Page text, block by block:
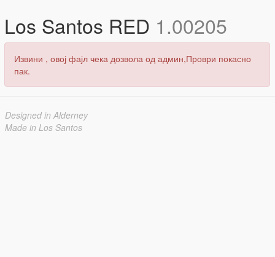
Los Santos RED 1.00205
Извини , овој фајл чека дозвола од админ,Проври покасно
пак.
Designed in Alderney
Made in Los Santos